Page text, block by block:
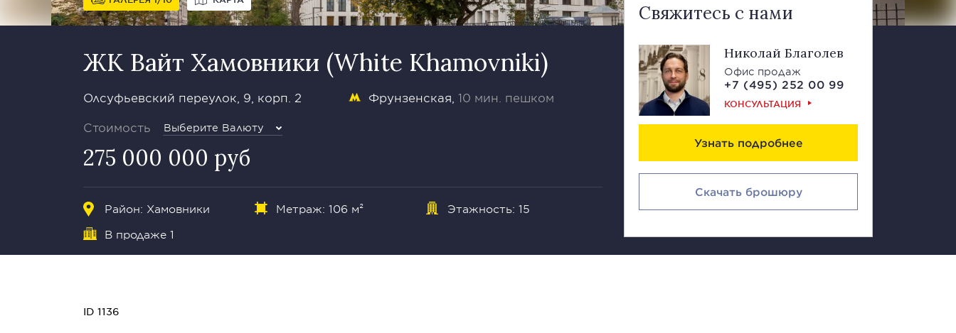
ЖК Вайт Хамовники (White Khamovniki)
Олсуфьевский переулок, 9, корп. 2 Фрунзенская 10 мин. пешком
Стоимость Выберите Валюту
275 000 000 руб
Район: Хамовники Метраж: 106 м²
Этажность: 15
В продаже 1
Свяжитесь с нами
Николай Благолев
Офис продаж
+7 (495) 252 00 99
КОНСУЛЬТАЦИЯ
Узнать подробнее
Скачать брошюру
ID 1136